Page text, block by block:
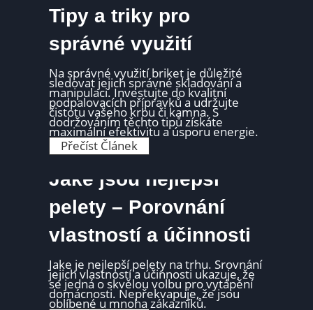
s
o
u
n
e
j
l
e
p
š
í
a
n
e
j
v
ě
j
í
?
e
l
u
h
l
n
ý
c
h
b
r
i
k
e
?
S
p
r
v
é
p
r
a
c
o
Tipy a triky pro
správné využití
Na správné využití briket je důležité
sledovat jejich správné skladování a
manipulaci. Investujte do kvalitní
podpalovacích přípravků a udržujte
čistotu vašeho krbu či kamna. S
dodržováním těchto tipů získáte
maximální efektivitu a úsporu energie.
Přečíst ČlánekJ
a
o
ž
í
v
a
t
r
i
k
e
t
Jake jsou nejlepší
pelety – Porovnání
vlastností a účinnosti
Jake je nejlepší pelety na trhu. Srovnání
jejich vlastností a účinnosti ukazuje, že
se jedná o skvělou volbu pro vytápění
domácnosti. Nepřekvapuje, že jsou
oblíbené u mnoha zákazníků.